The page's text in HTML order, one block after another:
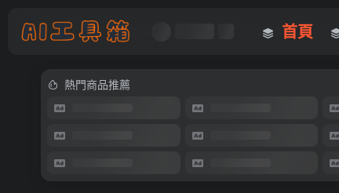
首頁
熱門商品推薦